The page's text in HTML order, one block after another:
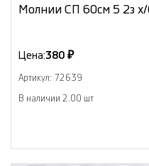
Молнии СП 60см 5 2з
Цена:380 ₽
Артикул: 72639
В наличии 2.00 шт